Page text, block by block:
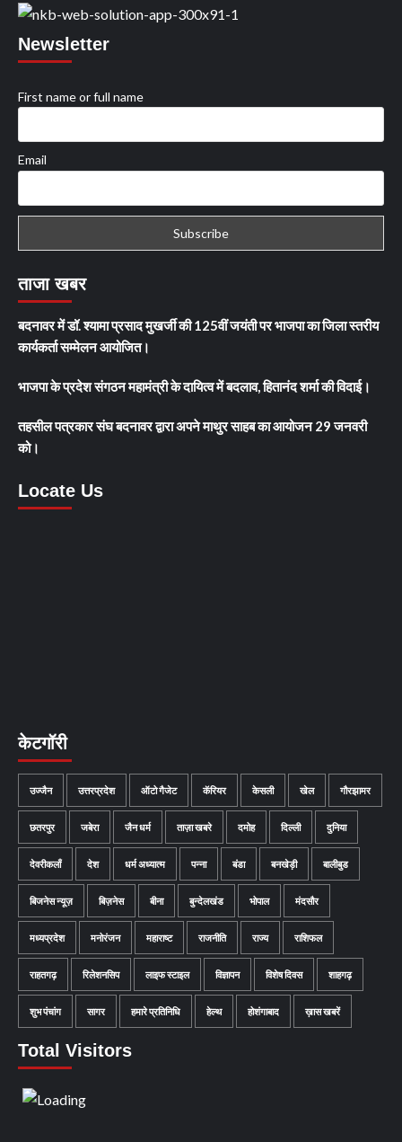
Newsletter
First name or full name
Email
ताजा खबर
बदनावर में डॉ. श्यामा प्रसाद मुखर्जी की 125वीं जयंती पर भाजपा का जिला स्तरीय
कार्यकर्ता सम्मेलन आयोजित।
भाजपा के प्रदेश संगठन महामंत्री के दायित्व में बदलाव, हितानंद शर्मा की विदाई।
तहसील पत्रकार संघ बदनावर द्वारा अपने माथुर साहब का आयोजन 29 जनवरी
को।
Locate Us
केटगॉरी
उज्जैन उत्तरप्रदेश ऑटो गैजेट कॅरियर केसली खेल गौरझामर
छतरपुर जबेरा जैन धर्म ताज़ा खबरे दमोह दिल्ली दुनिया
देवरीकलाँ देश धर्म अध्यात्म पन्ना बंडा बनखेड़ी बालीबुड
बिजनेस न्यूज़ बिज़नेस बीना बुन्देलखंड भोपाल मंदसौर
मध्यप्रदेश मनोरंजन महाराष्ट राजनीति राज्य राशिफल
राहतगढ़ रिलेशनसिप लाइफ स्टाइल विज्ञापन विशेष दिवस शाहगढ़
शुभ पंचांग सागर हमारे प्रतिनिधि हेल्थ होशंगाबाद ख़ास खबरें
Total Visitors